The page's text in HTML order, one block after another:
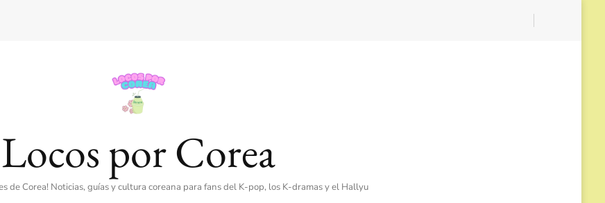
Locos por Corea
de Corea! Noticias, guías y cultura coreana para fans del K-pop, los K-dramas y el Hallyu